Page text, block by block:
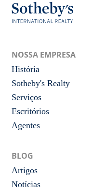
NOSSA EMPRESA
História
Sotheby's Realty
Serviços
Escritórios
Agentes
BLOG
Artigos
Notícias